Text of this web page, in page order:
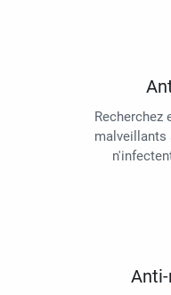
Recherchez
malveillants